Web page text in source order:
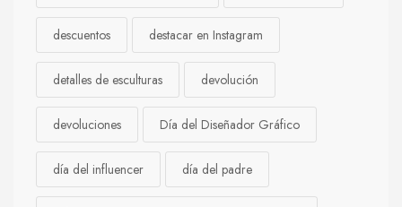
descuentos destacar en Instagram
detalles de esculturas devolución
devoluciones Día del Diseñador Gráfico
día del influencer día del padre